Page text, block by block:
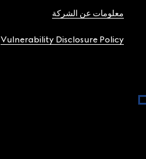
معلومات عن الشركة
Vulnerability Disclosure Policy